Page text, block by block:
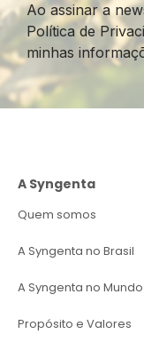
Ao assinar a
Política de
minhas
A Syngenta
Quem somos
A Syngenta no Brasil
A Syngenta no Mundo
Propósito e Valores